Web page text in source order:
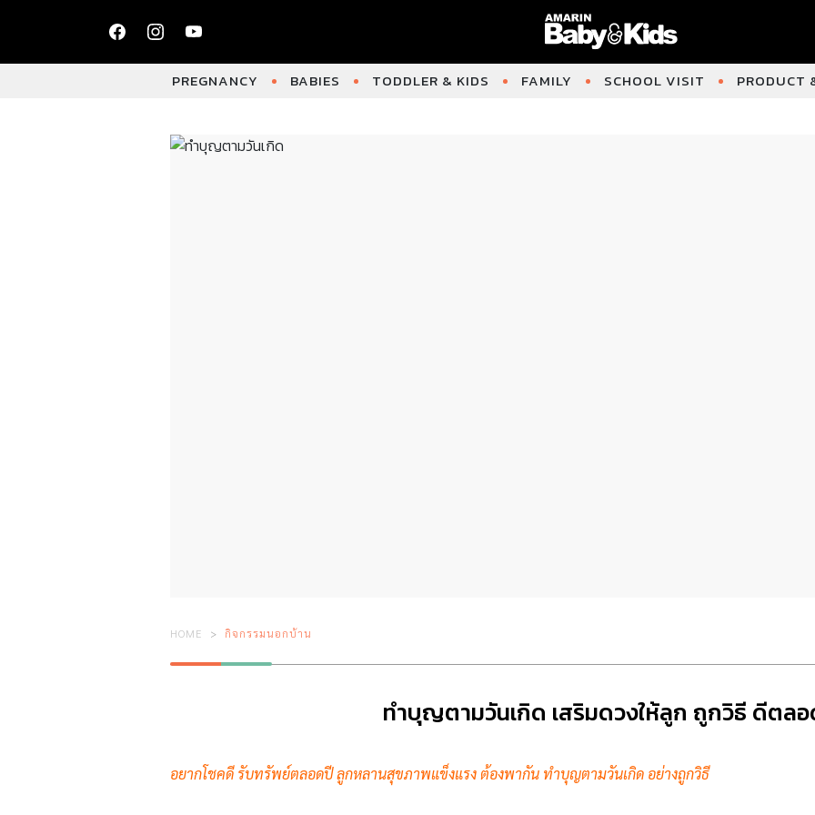
PREGNANCY BABIES TODDLER & KIDS FAMILY SCHOOL VISIT PRODUCT
HOME กิจกรรมนอกบ้าน
ทำบุญตามวันเกิด เสริมดวงให้ลูก ถูกวิธี ดีตล
อยากโชคดี รับทรัพย์ตลอดปี ลูกหลานสุขภาพแข็งแรง ต้องพากัน ทำบุญตามวันเกิด อย่างถูกวิธี